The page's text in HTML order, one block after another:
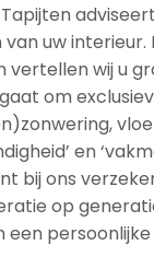
uw interieur.
vertellen wij u
om
en
bij ons
op